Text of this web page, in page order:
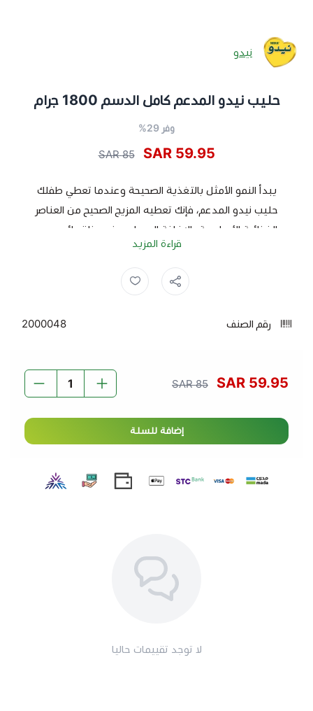
نيدو
حليب نيدو المدعم كامل الدسم 1800 جرام
وفر 29%
59.95 SAR
85 SAR
يبدأ النمو الأمثل بالتغذية الصحيحة وعندما تعطي طفلك
حليب نيدو المدعم، فإنك تعطيه المزيج الصحيح من العناصر
الغذائية الأساسية بالإضافة إلى حليب ذو مذاق رائع يدعم
نموه وتطوره على أكمل وجه.
نيدو المدعم يحتوي على الفيتامينات والمعادن الأساسية
اللازمة لتقوية عضلات طفلك وأسنانه وعظامه.
مع التقليب.
قراءة المزيد
نيدو , حليب نيدو 1800 جرام ,
رقم الصنف 2000048
59.95 SAR
85 SAR
إضافة للسلة
لا توجد تقييمات حاليا